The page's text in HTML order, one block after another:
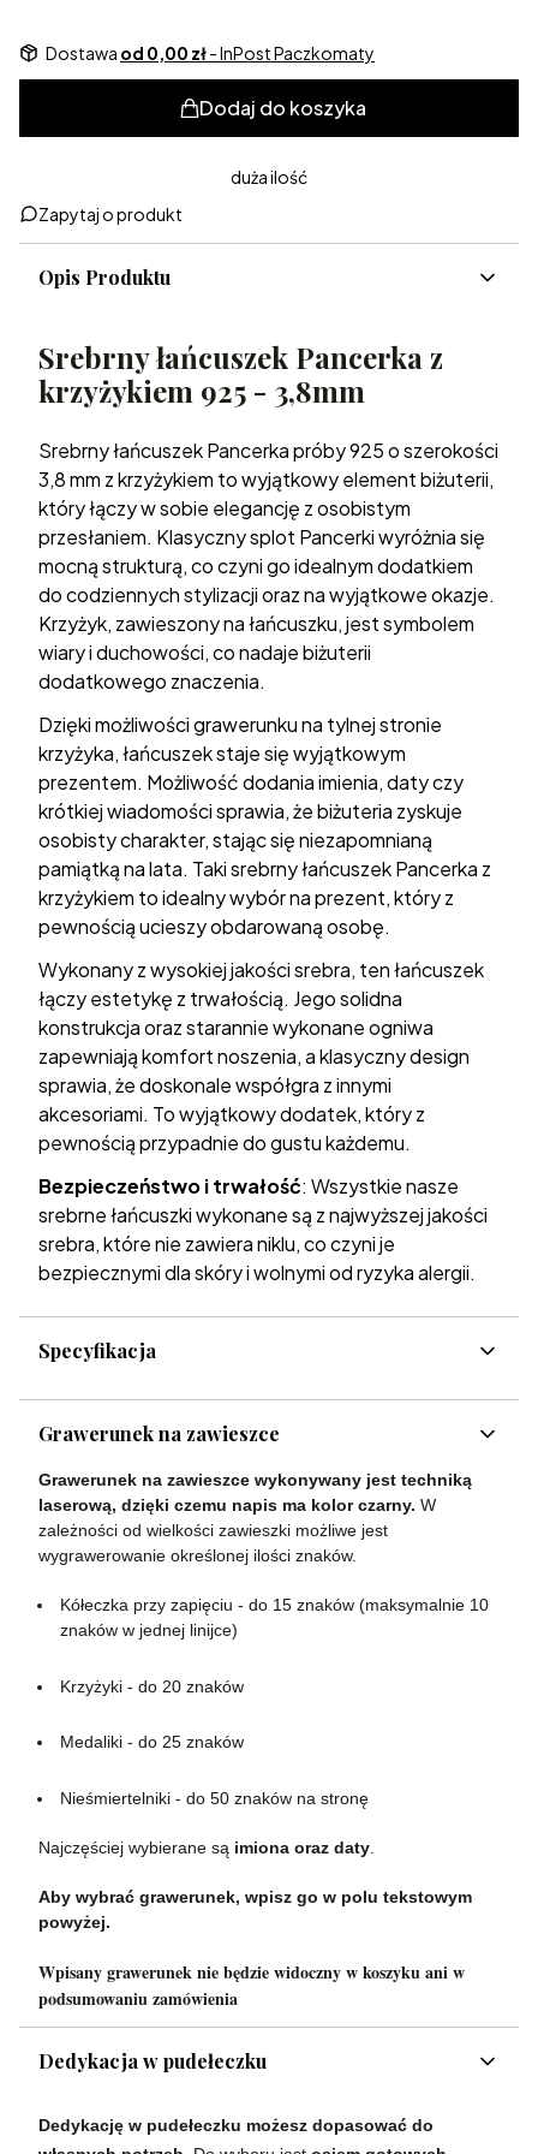
Dostawa od 0,00 zł- InPost Paczkomaty
Dodaj do koszyka
duża ilość
Zapytaj o produkt
Opis Produktu
Srebrny łańcuszek Pancerka z
krzyżykiem 925 - 3,8mm
Srebrny łańcuszek Pancerka próby 925 o szerokości
3,8 mm z krzyżykiem to wyjątkowy element biżuterii,
który łączy w sobie elegancję z osobistym
przesłaniem. Klasyczny splot Pancerki wyróżnia się
mocną strukturą, co czyni go idealnym dodatkiem
do codziennych stylizacji oraz na wyjątkowe okazje.
Krzyżyk, zawieszony na łańcuszku, jest symbolem
wiary i duchowości, co nadaje biżuterii
dodatkowego znaczenia.
Dzięki możliwości grawerunku na tylnej stronie
krzyżyka, łańcuszek staje się wyjątkowym
prezentem. Możliwość dodania imienia, daty czy
krótkiej wiadomości sprawia, że biżuteria zyskuje
osobisty charakter, stając się niezapomnianą
pamiątką na lata. Taki srebrny łańcuszek Pancerka z
krzyżykiem to idealny wybór na prezent, który z
pewnością ucieszy obdarowaną osobę.
Wykonany z wysokiej jakości srebra, ten łańcuszek
łączy estetykę z trwałością. Jego solidna
konstrukcja oraz starannie wykonane ogniwa
zapewniają komfort noszenia, a klasyczny design
sprawia, że doskonale współgra z innymi
akcesoriami. To wyjątkowy dodatek, który z
pewnością przypadnie do gustu każdemu.
Bezpieczeństwo i trwałość: Wszystkie nasze
srebrne łańcuszki wykonane są z najwyższej jakości
srebra, które nie zawiera niklu, co czyni je
bezpiecznymi dla skóry i wolnymi od ryzyka alergii.
Specyfikacja
Grawerunek na zawieszce
Grawerunek na zawieszce wykonywany jest techniką
laserową, dzięki czemu napis ma kolor czarny. W
zależności od wielkości zawieszki możliwe jest
wygrawerowanie określonej ilości znaków.
Kółeczka przy zapięciu - do 15 znaków (maksymalnie 10
znaków w jednej linijce)
Krzyżyki - do 20 znaków
Medaliki - do 25 znaków
Nieśmiertelniki - do 50 znaków na stronę
Najczęściej wybierane są imiona oraz daty
Aby wybrać grawerunek, wpisz go w polu tekstowym
powyżej.
Wpisany grawerunek nie będzie widoczny w koszyku ani w
podsumowaniu zamówienia
Dedykacja w pudełeczku
Dedykację w pudełeczku możesz dopasować do